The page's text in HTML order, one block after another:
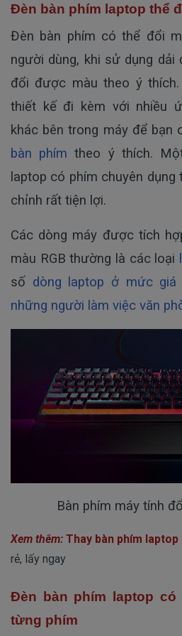
Đèn bàn phím laptop thể
Đèn bàn phím có thể đổi
người dùng, khi sử dụng dải
đổi được màu theo ý
thiết kế đi kèm với nhiều
khác bên trong máy để bạn
bàn phím theo ý thích.
laptop có phím chuyên dụng
chỉnh rất tiện lợi.
Các dòng máy được tích
màu RGB thường là các loại
số dòng laptop ở mức
những người làm việc văn
Bàn phím máy tính
Xem thêm: Thay bàn phím
rẻ, lấy ngay
Đèn bàn phím laptop có
từng phím